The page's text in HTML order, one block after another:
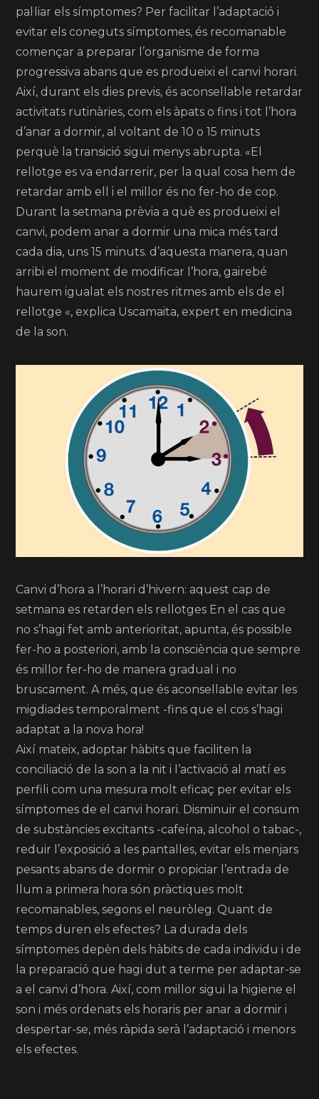
pal·liar els símptomes? Per facilitar l’adaptació i
evitar els coneguts símptomes, és recomanable
començar a preparar l’organisme de forma
progressiva abans que es produeixi el canvi horari.
Així, durant els dies previs, és aconsellable retardar
activitats rutinàries, com els àpats o fins i tot l’hora
d’anar a dormir, al voltant de 10 o 15 minuts
perquè la transició sigui menys abrupta. «El
rellotge es va endarrerir, per la qual cosa hem de
retardar amb ell i el millor és no fer-ho de cop.
Durant la setmana prèvia a què es produeixi el
canvi, podem anar a dormir una mica més tard
cada dia, uns 15 minuts. d’aquesta manera, quan
arribi el moment de modificar l’hora, gairebé
haurem igualat els nostres ritmes amb els de el
rellotge «, explica Uscamaita, expert en medicina
de la son.
Canvi d’hora a l’horari d’hivern: aquest cap de
setmana es retarden els rellotges En el cas que
no s’hagi fet amb anterioritat, apunta, és possible
fer-ho a posteriori, amb la consciència que sempre
és millor fer-ho de manera gradual i no
bruscament. A més, que és aconsellable evitar les
migdiades temporalment -fins que el cos s’hagi
adaptat a la nova hora!
Així mateix, adoptar hàbits que faciliten la
conciliació de la son a la nit i l’activació al matí es
perfili com una mesura molt eficaç per evitar els
símptomes de el canvi horari. Disminuir el consum
de substàncies excitants -cafeína, alcohol o tabac-,
reduir l’exposició a les pantalles, evitar els menjars
pesants abans de dormir o propiciar l’entrada de
llum a primera hora són pràctiques molt
recomanables, segons el neuròleg. Quant de
temps duren els efectes? La durada dels
símptomes depèn dels hàbits de cada individu i de
la preparació que hagi dut a terme per adaptar-se
a el canvi d’hora. Així, com millor sigui la higiene el
son i més ordenats els horaris per anar a dormir i
despertar-se, més ràpida serà l’adaptació i menors
els efectes.